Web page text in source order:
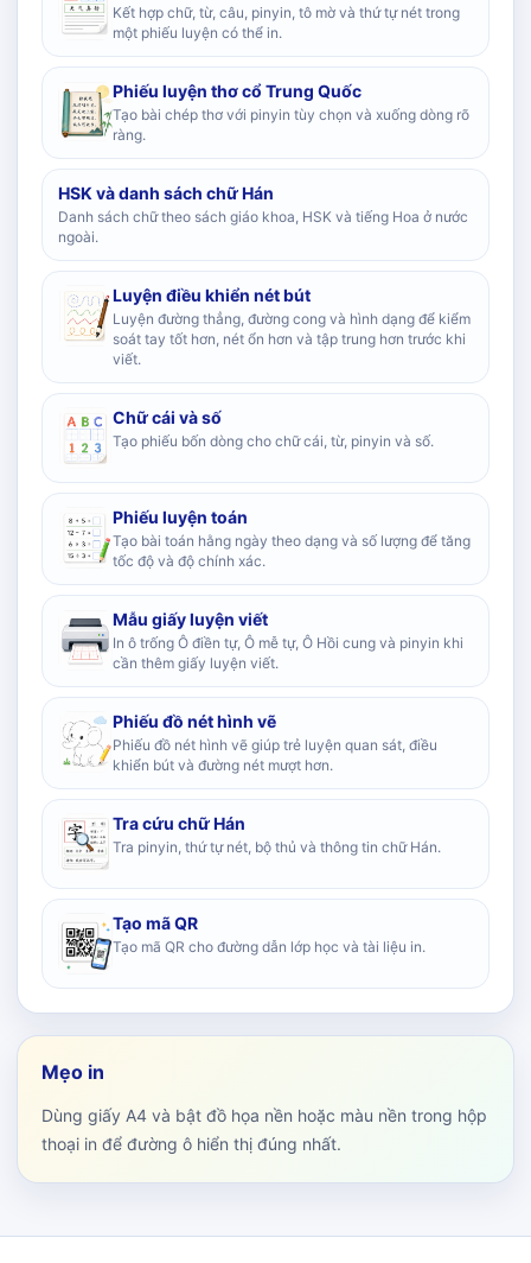
Kết hợp chữ, từ, câu, pinyin, tô mờ và thứ tự nét trong
một phiếu luyện có thể in.
Phiếu luyện thơ cổ Trung Quốc
Tạo bài chép thơ với pinyin tùy chọn và xuống dòng rõ
ràng.
HSK và danh sách chữ Hán
Danh sách chữ theo sách giáo khoa, HSK và tiếng Hoa ở nước
ngoài.
Luyện điều khiển nét bút
Luyện đường thẳng, đường cong và hình dạng để kiểm
soát tay tốt hơn, nét ổn hơn và tập trung hơn trước khi
viết.
Chữ cái và số
Tạo phiếu bốn dòng cho chữ cái, từ, pinyin và số.
Phiếu luyện toán
Tạo bài toán hằng ngày theo dạng và số lượng để tăng
tốc độ và độ chính xác.
Mẫu giấy luyện viết
In ô trống Ô điền tự, Ô mễ tự, Ô Hồi cung và pinyin khi
cần thêm giấy luyện viết.
Phiếu đồ nét hình vẽ
Phiếu đồ nét hình vẽ giúp trẻ luyện quan sát, điều
khiển bút và đường nét mượt hơn.
Tra cứu chữ Hán
Tra pinyin, thứ tự nét, bộ thủ và thông tin chữ Hán.
Tạo mã QR
Tạo mã QR cho đường dẫn lớp học và tài liệu in.
Mẹo in
Dùng giấy A4 và bật đồ họa nền hoặc màu nền trong hộp
thoại in để đường ô hiển thị đúng nhất.